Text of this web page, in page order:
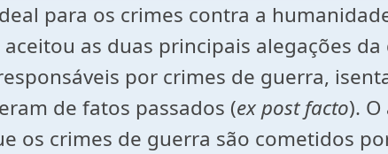
para os crimes contra a
as duas principais alegações da
por crimes de guerra,
de fatos passados (ex post facto).
os crimes de guerra são cometidos